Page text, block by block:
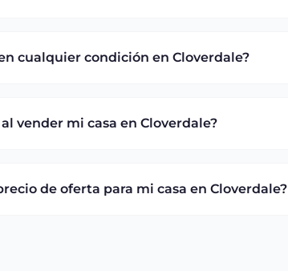
cualquier condición en Cloverdale?
vender mi casa en Cloverdale?
de oferta para mi casa en Cloverdale?